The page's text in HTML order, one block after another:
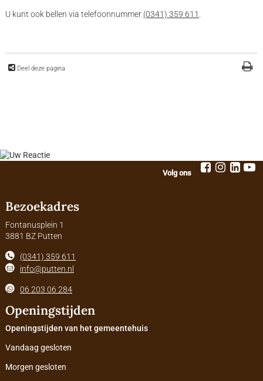
U kunt ook bellen via telefoonnummer (0341) 359 611
Deel deze pagina
Volg ons
Bezoekadres
Fontanusplein 1
3881 BZ Putten
(0341) 359 611
info@putten.nl
06 203 06 284
Openingstijden
Openingstijden van het gemeentehuis
Vandaag gesloten
Morgen gesloten